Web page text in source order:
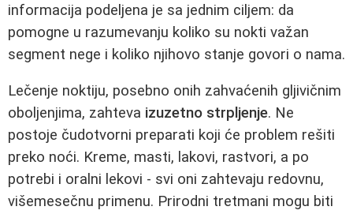
informacija podeljena je sa jednim ciljem: da
pomogne u razumevanju koliko su nokti važan
segment nege i koliko njihovo stanje govori o nama.
Lečenje noktiju, posebno onih zahvaćenih gljivičnim
oboljenjima, zahteva izuzetno strpljenje. Ne
postoje čudotvorni preparati koji će problem rešiti
preko noći. Kreme, masti, lakovi, rastvori, a po
potrebi i oralni lekovi - svi oni zahtevaju redovnu,
višemesečnu primenu. Prirodni tretmani mogu biti